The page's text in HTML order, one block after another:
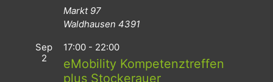
Markt 97
Waldhausen 4391
Sep
2
17:00 - 22:00
eMobility Kompetenztreffen
plus Stockerauer